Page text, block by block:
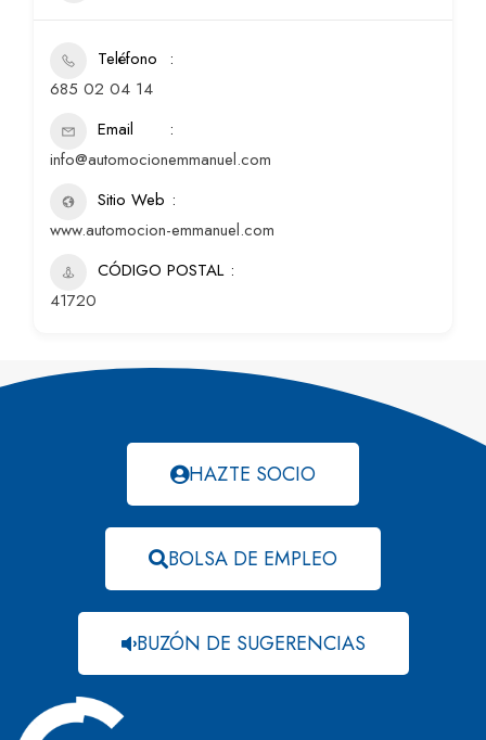
Teléfono
685 02 04 14
Email
info@automocionemmanuel.com
Sitio Web
www.automocion-emmanuel.com
CÓDIGO POSTAL
41720
HAZTE SOCIO
BOLSA DE EMPLEO
BUZÓN DE SUGERENCIAS